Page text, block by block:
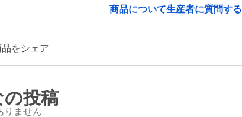
商品について生産者に質問する
品をシェア
投稿
りません